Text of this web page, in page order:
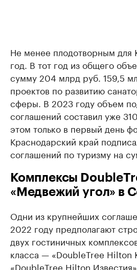
Не менее плодотворным для
год. В тот год из общего
сумму 204 млрд руб. 159,5
проектов по развитию
сферы. В 2023 году объем
соглашений составил уже
этом только в первый день
Краснодарский край
соглашений по туризму на
Комплексы
«Медвежий угол» в
Одни из крупнейших
2022 году предполагают
двух гостиничных
класса — «DoubleTree Hilton
«DoubleTree Hilton Известия».